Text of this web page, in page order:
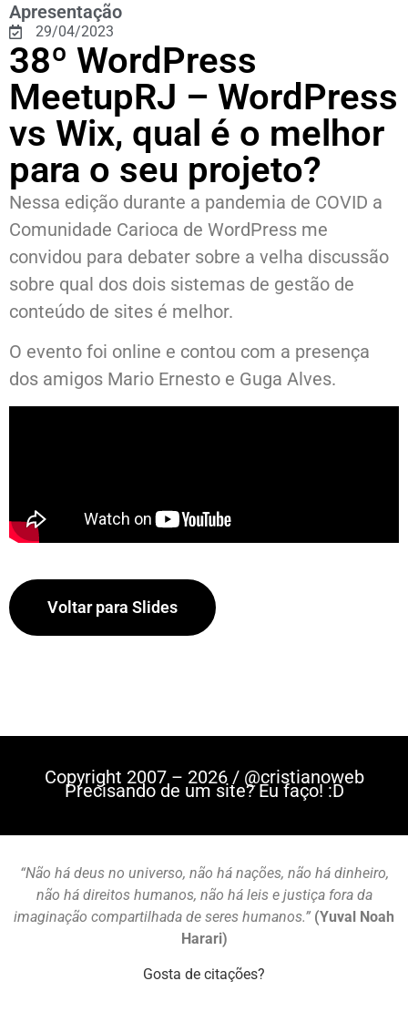
Apresentação
29/04/2023
38º WordPress
MeetupRJ – WordPress
vs Wix, qual é o melhor
para o seu projeto?
Nessa edição durante a pandemia de COVID a
Comunidade Carioca de WordPress me
convidou para debater sobre a velha discussão
sobre qual dos dois sistemas de gestão de
conteúdo de sites é melhor.
O evento foi online e contou com a presença
dos amigos Mario Ernesto e Guga Alves.
Voltar para Slides
Copyright 2007 – 2026 / @cristianoweb
Precisando de um site? Eu faço! :D
“Não há deus no universo, não há nações, não há dinheiro,
não há direitos humanos, não há leis e justiça fora da
imaginação compartilhada de seres humanos.” (Yuval Noah
Harari)
Gosta de citações?